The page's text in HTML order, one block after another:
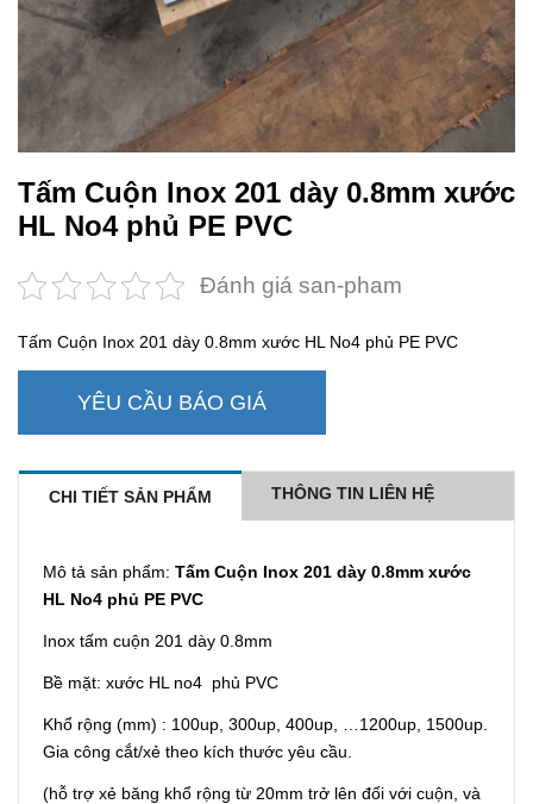
Tấm Cuộn Inox 201 dày 0.8mm xước
HL No4 phủ PE PVC
Đánh giá san-pham
Tấm Cuộn Inox 201 dày 0.8mm xước HL No4 phủ PE PVC
YÊU CẦU BÁO GIÁ
CHI TIẾT SẢN PHẨM THÔNG TIN LIÊN HỆ
Mô tả sản phẩm: Tấm Cuộn Inox 201 dày 0.8mm xước
HL No4 phủ PE PVC
Inox tấm cuộn 201 dày 0.8mm
Bề mặt: xước HL no4 phủ PVC
Khổ rộng (mm) : 100up, 300up, 400up, …1200up, 1500up.
Gia công cắt/xẻ theo kích thước yêu cầu.
(hỗ trợ xẻ băng khổ rộng từ 20mm trở lên đối với cuộn, và